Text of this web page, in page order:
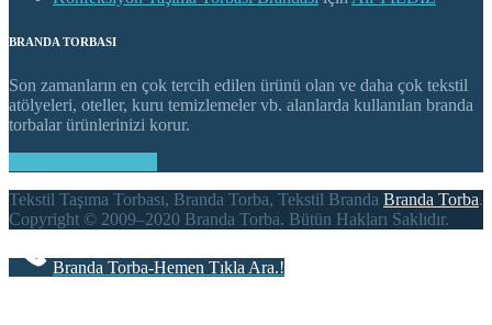
BRANDA TORBASI
Son zamanların en çok tercih edilen ürünü olan ve daha çok tekstil
atölyeleri, oteller, kuru temizlemeler vb. alanlarda kullanılan branda
torbalar ürünlerinizi korur.
Tekstil Taşıma Torbası, Branda Torba, Tekstil Branda Branda Torba.
Copyright © 2009–2020 Branda Torba. Bütün Hakları Saklıdır.
Branda Torba-Hemen Tıkla Ara.!